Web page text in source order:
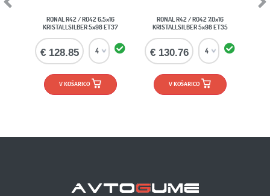
RONAL R42 / RO42 6,5x16
KRISTALLSILBER 5x98 ET37
€ 128.85
V KOŠARICO
RONAL R42 / RO42 7,0x16
KRISTALLSILBER 5x98 ET35
€ 130.76
V KOŠARICO
Next